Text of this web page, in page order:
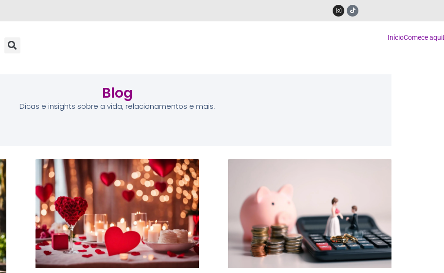
InícioComece aqui
Blog
Dicas e insights sobre a vida, relacionamentos e mais.